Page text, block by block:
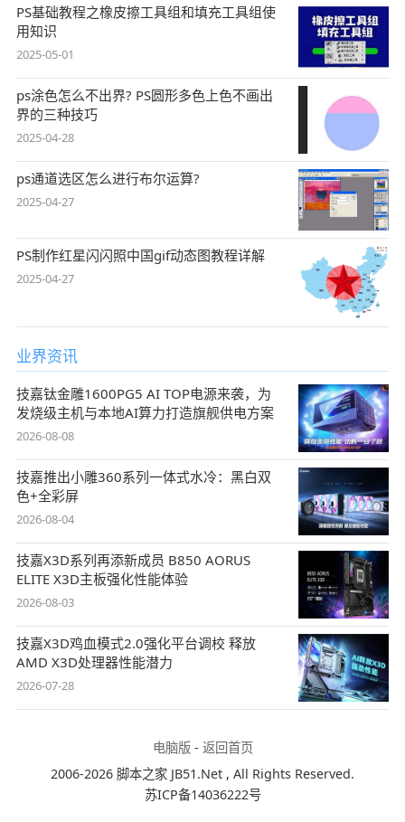
PS基础教程之橡皮擦工具组和填充工具组使
用知识
2025-05-01
ps涂色怎么不出界? PS圆形多色上色不画出
界的三种技巧
2025-04-28
ps通道选区怎么进行布尔运算?
2025-04-27
PS制作红星闪闪照中国gif动态图教程详解
2025-04-27
业界资讯
技嘉钛金雕1600PG5 AI TOP电源来袭，为
发烧级主机与本地AI算力打造旗舰供电方案
2026-08-08
技嘉推出小雕360系列一体式水冷：黑白双
色+全彩屏
2026-08-04
技嘉X3D系列再添新成员 B850 AORUS
ELITE X3D主板强化性能体验
2026-08-03
技嘉X3D鸡血模式2.0强化平台调校 释放
AMD X3D处理器性能潜力
2026-07-28
电脑版- 返回首页
2006-2026 脚本之家 JB51.Net , All Rights Reserved.
苏ICP备14036222号